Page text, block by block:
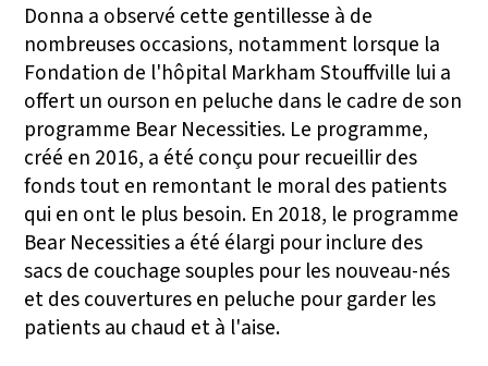
Donna a observé cette gentillesse à de
nombreuses occasions, notamment lorsque la
Fondation de l'hôpital Markham Stouffville lui a
offert un ourson en peluche dans le cadre de son
programme Bear Necessities. Le programme,
créé en 2016, a été conçu pour recueillir des
fonds tout en remontant le moral des patients
qui en ont le plus besoin. En 2018, le programme
Bear Necessities a été élargi pour inclure des
sacs de couchage souples pour les nouveau-nés
et des couvertures en peluche pour garder les
patients au chaud et à l'aise.